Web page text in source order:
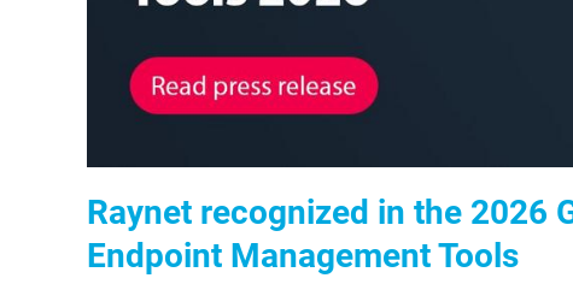
Raynet recognized in the 2026
Endpoint Management Tools